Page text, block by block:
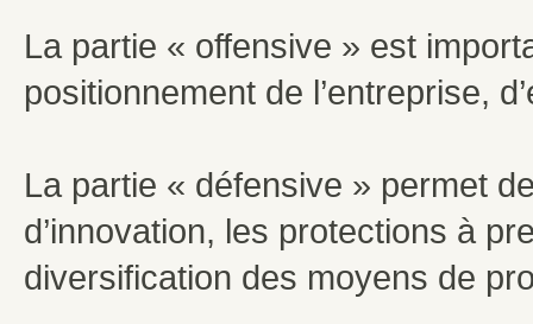
La partie « offensive » est
positionnement de l’entreprise,
La partie « défensive » permet
d’innovation, les protections à
diversification des moyens de